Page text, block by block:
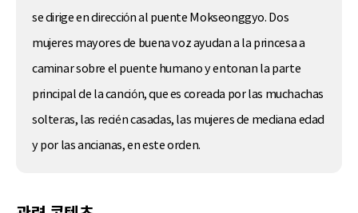
se dirige en dirección al puente Mokseonggyo. Dos
mujeres mayores de buena voz ayudan a la princesa a
caminar sobre el puente humano y entonan la parte
principal de la canción, que es coreada por las muchachas
solteras, las recién casadas, las mujeres de mediana edad
y por las ancianas, en este orden.